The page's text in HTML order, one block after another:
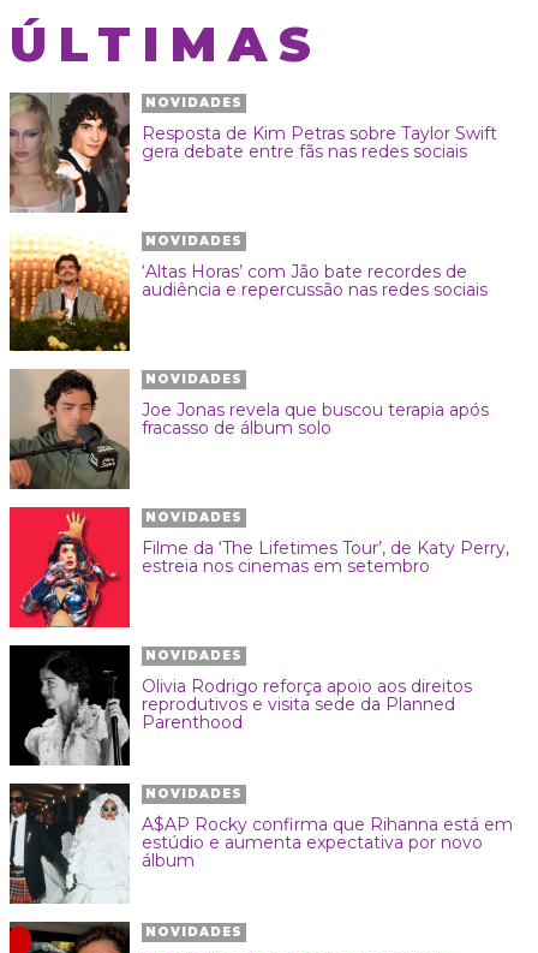
ÚLTIMAS
NOVIDADES
Resposta de Kim Petras sobre Taylor Swift
gera debate entre fãs nas redes sociais
NOVIDADES
‘Altas Horas’ com Jão bate recordes de
audiência e repercussão nas redes sociais
NOVIDADES
Joe Jonas revela que buscou terapia após
fracasso de álbum solo
NOVIDADES
Filme da ‘The Lifetimes Tour’, de Katy Perry,
estreia nos cinemas em setembro
NOVIDADES
Olivia Rodrigo reforça apoio aos direitos
reprodutivos e visita sede da Planned
Parenthood
NOVIDADES
A$AP Rocky confirma que Rihanna está em
estúdio e aumenta expectativa por novo
álbum
NOVIDADES